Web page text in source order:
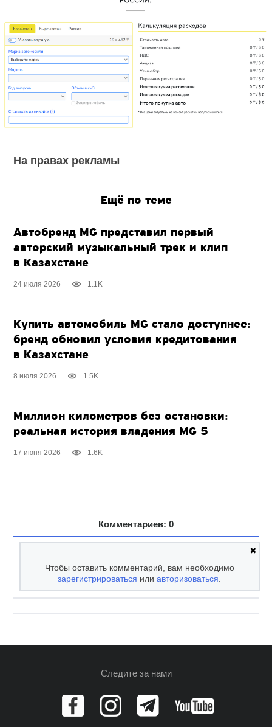
На правах рекламы
Ещё по теме
Автобренд MG представил первый
авторский музыкальный трек и клип
в Казахстане
24 июля 2026 1.1K
Купить автомобиль MG стало доступнее:
бренд обновил условия кредитования
в Казахстане
8 июля 2026 1.5K
Миллион километров без остановки:
реальная история владения MG 5
17 июня 2026 1.6K
Комментариев: 0
✖
Чтобы оставить комментарий, вам необходимо
зарегистрироваться илиавторизоваться.
Следите за нами